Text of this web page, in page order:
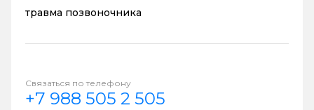
травма позвоночника
Связаться по телефону
+7 988 505 2 505